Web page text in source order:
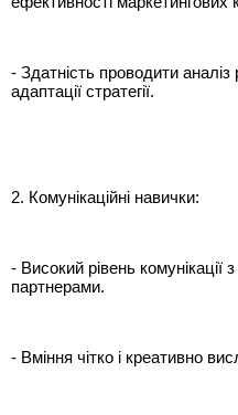
- Здатність проводити аналіз
адаптації стратегії.
2. Комунікаційні навички:
- Високий рівень комунікації
партнерами.
- Вміння чітко і креативно